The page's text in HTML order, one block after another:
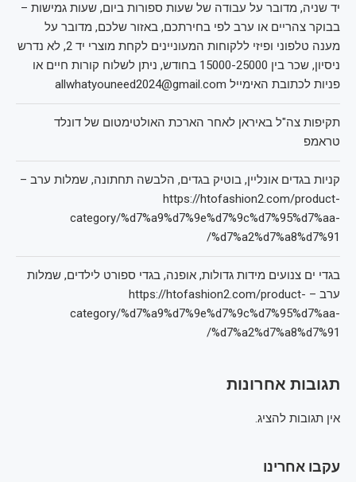
יד שניה, מדובר על עבודה של שעות ספורות ביום, שעות גמישות –
בבוקר צהריים או ערב לפי בחירתכם, באזור שלכם, מדובר על
מענה טלפוני ופיזי ללקוחות המעוניינים לקחת מוצרי יד 2, לא נדרש
ניסיון, שכר בין 15000-25000 בחודש, ניתן לשלוח קורות חיים או
פניות לכתובת האימייל allwhatyouneed2024@gmail.com
תקיפות צה"ל באיראן לאחר הארכת האולטימטום של דונלד
טראמפ
קניות בגדים אונליין, בוטיק בגדים, הלבשה תחתונה, שמלות ערב –
https://htofashion2.com/product-
category/%d7%a9%d7%9e%d7%9c%d7%95%d7%aa-
%d7%a2%d7%a8%d7%91/
בגדי ים צנועים מידות גדולות, אופנה, בגדי ספורט לילדים, שמלות
ערב – https://htofashion2.com/product-
category/%d7%a9%d7%9e%d7%9c%d7%95%d7%aa-
%d7%a2%d7%a8%d7%91/
תגובות אחרונות
אין תגובות להציג.
עקבו אחרינו